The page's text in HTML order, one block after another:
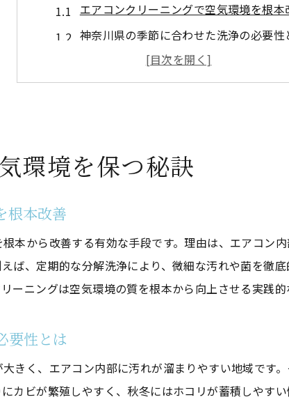
エアコンクリーニングで空気環境を根本
神奈川県の季節に合わせた洗浄の必要性
エアコンクリーニングで健康的な暮らし
快適な空気を維持する洗浄の最適な頻度
エアコンクリーニングがもたらす健康効果
エアコンクリーニングの健康面での実感
洗浄済みエアコンの空気清浄効果とは
家族の健康を守るためのクリーニング習
洗浄で実感するエアコン効率の向上ポイント
エアコンクリーニングで省エネ効果を実
洗浄による冷暖房効率の変化とその理由
環境を保つ秘訣
根本改善
本から改善する有効な手段です。理由は、エアコン
ば、定期的な分解洗浄により、微細な汚れや菌を徹
ーニングは空気環境の質を根本から向上させる実践的
要性とは
きく、エアコン内部に汚れが溜まりやすい地域です
カビが繁殖しやすく、秋冬にはホコリが蓄積しやす